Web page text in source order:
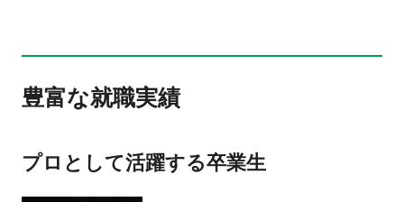
豊富な就職実績
プロとして活躍する卒業生